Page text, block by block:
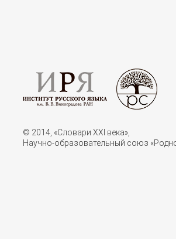
© 2014, «Словари XXI векa»,
Научно-образовательный союз